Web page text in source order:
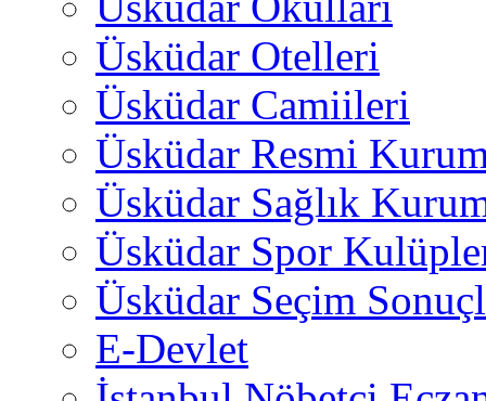
Üsküdar Otelleri
Üsküdar Camiileri
Üsküdar Resmi
Üsküdar Sağlık
Üsküdar Spor
Üsküdar Seçim
E-Devlet